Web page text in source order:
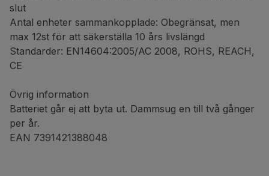
slut
Antal enheter sammankopplade: Obegränsat, men
max 12st för att säkerställa 10 års livslängd
Standarder: EN14604:2005/AC 2008, ROHS, REACH,
CE
Övrig information
Batteriet går ej att byta ut. Dammsug en till två gånger
per år.
EAN 7391421388048